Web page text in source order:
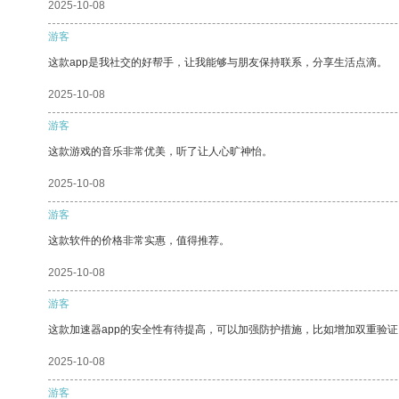
2025-10-08
游客
这款app是我社交的好帮手，让我能够与朋友保持联系，分享生活点滴。
2025-10-08
游客
这款游戏的音乐非常优美，听了让人心旷神怡。
2025-10-08
游客
这款软件的价格非常实惠，值得推荐。
2025-10-08
游客
这款加速器app的安全性有待提高，可以加强防护措施，比如增加双重验
2025-10-08
游客